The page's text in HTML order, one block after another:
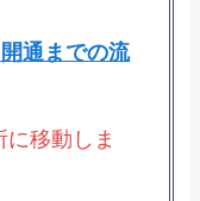
通までの流
移動しま